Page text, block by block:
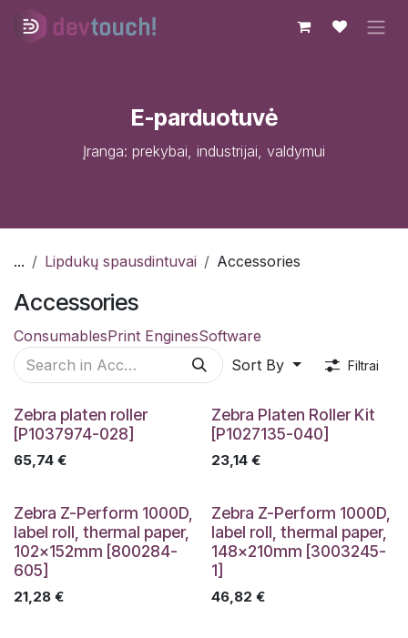
Skip to Content
E-parduotuvė
Įranga: prekybai, industrijai, valdymui
... Lipdukų spausdintuvai Accessories
Accessories
ConsumablesPrint EnginesSoftware
Sort By
Filtrai
Zebra platen roller
[P1037974-028]
65,74 €
Zebra Platen Roller Kit
[P1027135-040]
23,14€
Zebra Z-Perform 1000D,
label roll, thermal paper,
102x152mm [800284-
605]
21,28 €
Zebra Z-Perform 1000D,
label roll, thermal paper,
148x210mm [3003245-
1]
46,82 €